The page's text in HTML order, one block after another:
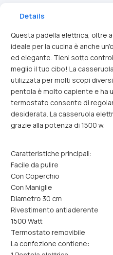
Details
Questa padella elettrica, oltre
ideale per la cucina è anche
ed elegante. Tieni sotto
meglio il tuo cibo! La
utilizzata per molti scopi
pentola è molto capiente e ha
termostato consente di
desiderata. La casseruola
grazie alla potenza di 1500 w.
Caratteristiche principali:
Facile da pulire
Con Coperchio
Con Maniglie
Diametro 30 cm
Rivestimento antiaderente
1500 Watt
Termostato removibile
La confezione contiene: